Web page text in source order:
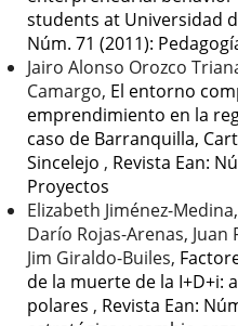
students at Universidad
Núm. 71 (2011):
Jairo Alonso Orozco
Camargo, El entorno
emprendimiento en la
caso de Barranquilla,
Sincelejo , Revista Ean:
Proyectos
Elizabeth Jiménez-
Darío Rojas-Arenas,
Jim Giraldo-Builes,
de la muerte de la I+D+i:
polares , Revista Ean: